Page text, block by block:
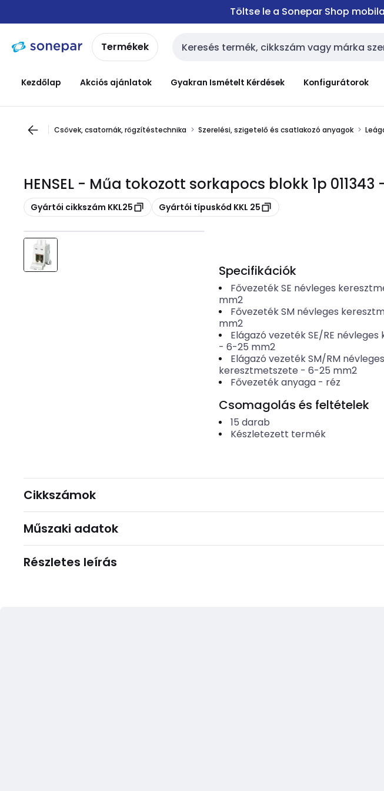
navigációhoztartalomra
Töltse le a Sonepar Shop
Termékek Keresési bemenet
Kezdőlap Akciós ajánlatok Gyakran Ismételt Kérdések Konfigurátorok
Csövek, csatornák, rögzítéstechnika Szerelési, szigetelő és csatlakozó anyagok
HENSEL - Műa tokozott sorkapocs blokk 1p 011343
Másolás
Gyártói cikkszám KKL25 Másolás
Gyártói típuskód KKL 25
Specifikációk
Fővezeték SE névleges
mm2
Fővezeték SM névleges
mm2
Elágazó vezeték SE/RE
- 6-25 mm2
Elágazó vezeték SM/RM névleges
keresztmetszete - 6-25 mm2
Fővezeték anyaga- réz
Csomagolás és feltételek
15 darab
Készletezett termék
Cikkszámok
Műszaki adatok
Részletes leírás